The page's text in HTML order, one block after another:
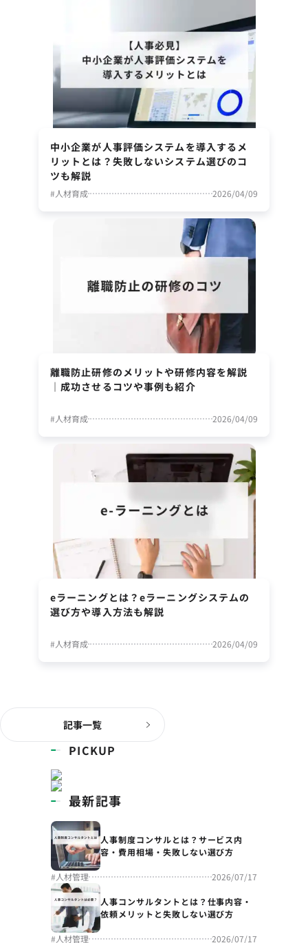
中小企業が人事評価システムを導入するメ
リットとは？失敗しないシステム選びのコ
ツも解説
#人材育成 2026/04/09
離職防止研修のメリットや研修内容を解説
｜成功させるコツや事例も紹介
#人材育成 2026/04/09
eラーニングとは？eラーニングシステムの
選び方や導入方法も解説
#人材育成 2026/04/09
記事一覧
PICKUP
最新記事
人事制度コンサルとは？サービス内
容・費用相場・失敗しない選び方
#人材管理 2026/07/17
人事コンサルタントとは？仕事内容・
依頼メリットと失敗しない選び方
#人材管理 2026/07/17